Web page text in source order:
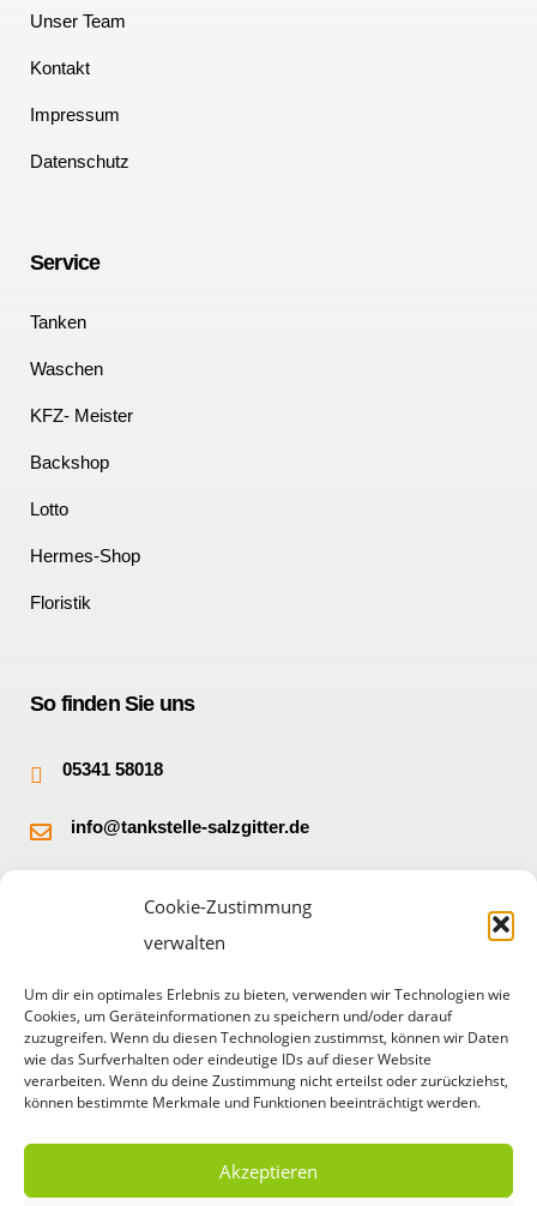
Cookie-Zustimmung
verwalten
Um dir ein optimales Erlebnis zu bieten, verwenden wir Technologien wie
Cookies, um Geräteinformationen zu speichern und/oder darauf
zuzugreifen. Wenn du diesen Technologien zustimmst, können wir Daten
wie das Surfverhalten oder eindeutige IDs auf dieser Website
verarbeiten. Wenn du deine Zustimmung nicht erteilst oder zurückziehst,
können bestimmte Merkmale und Funktionen beeinträchtigt werden.
Akzeptieren
Unser Team
Kontakt
Impressum
Datenschutz
Service
Tanken
Waschen
KFZ- Meister
Backshop
Lotto
Hermes-Shop
Floristik
So finden Sie uns
05341 58018
info@tankstelle-salzgitter.de
38228 Salzgitter